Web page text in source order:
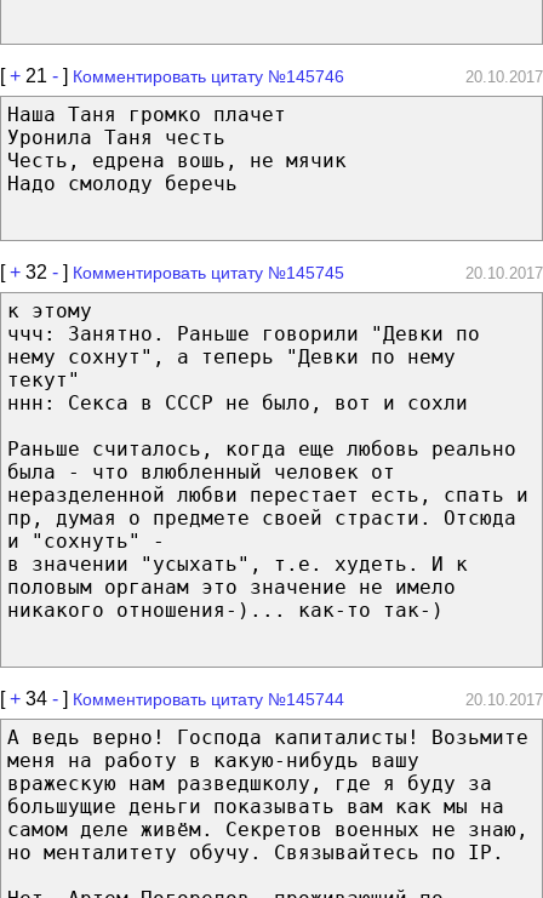
[+ 21 - ] Комментировать цитату №145746 20.10.2017
Наша Таня громко плачет
Уронила Таня честь
Честь, едрена вошь, не мячик
Надо смолоду беречь
[+ 32 - ] Комментировать цитату №145745 20.10.2017
к этому
ччч: Занятно. Раньше говорили "Девки по
нему сохнут", а теперь "Девки по нему
текут"
ннн: Секса в СССР не было, вот и сохли
Раньше считалось, когда еще любовь реально
была - что влюбленный человек от
неразделенной любви перестает есть, спать и
пр, думая о предмете своей страсти. Отсюда
и "сохнуть" -
в значении "усыхать", т.е. худеть. И к
половым органам это значение не имело
никакого отношения-)... как-то так-)
[+ 34 - ] Комментировать цитату №145744 20.10.2017
А ведь верно! Господа капиталисты! Возьмите
меня на работу в какую-нибудь вашу
вражескую нам разведшколу, где я буду за
большущие деньги показывать вам как мы на
самом деле живём. Секретов военных не знаю,
но менталитету обучу. Связывайтесь по IP.